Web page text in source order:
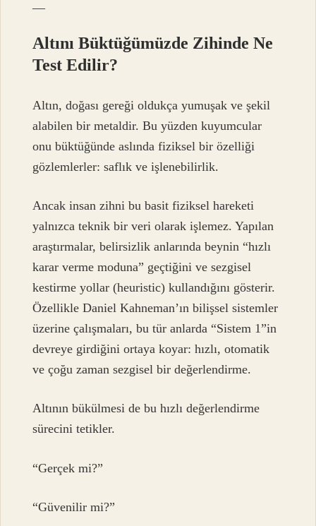
—
Altını Büktüğümüzde Zihinde Ne
Test Edilir?
Altın, doğası gereği oldukça yumuşak ve şekil
alabilen bir metaldir. Bu yüzden kuyumcular
onu büktüğünde aslında fiziksel bir özelliği
gözlemlerler: saflık ve işlenebilirlik.
Ancak insan zihni bu basit fiziksel hareketi
yalnızca teknik bir veri olarak işlemez. Yapılan
araştırmalar, belirsizlik anlarında beynin “hızlı
karar verme moduna” geçtiğini ve sezgisel
kestirme yollar (heuristic) kullandığını gösterir.
Özellikle Daniel Kahneman’ın bilişsel sistemler
üzerine çalışmaları, bu tür anlarda “Sistem 1”in
devreye girdiğini ortaya koyar: hızlı, otomatik
ve çoğu zaman sezgisel bir değerlendirme.
Altının bükülmesi de bu hızlı değerlendirme
sürecini tetikler.
“Gerçek mi?”
“Güvenilir mi?”